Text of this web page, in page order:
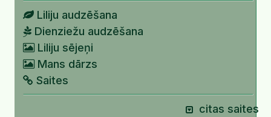
Liliju audzēšana
Dienziežu audzēšana
Liliju sējeņi
Mans dārzs
Saites
citas saites